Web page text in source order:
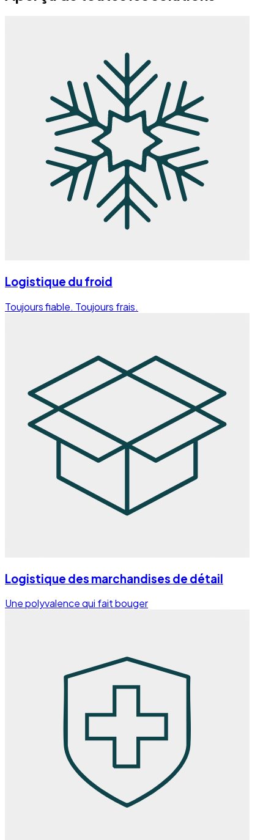
Logistique du froid
Toujours fiable. Toujours frais.
Logistique des marchandises de détail
Une polyvalence qui fait bouger